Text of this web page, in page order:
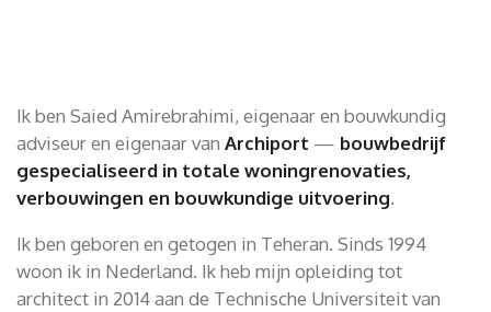
Ik ben Saied Amirebrahimi, eigenaar en bouwkundig
adviseur en eigenaar van Archiport — bouwbedrijf
gespecialiseerd in totale woningrenovaties,
verbouwingen en bouwkundige uitvoering.
Ik ben geboren en getogen in Teheran. Sinds 1994
woon ik in Nederland. Ik heb mijn opleiding tot
architect in 2014 aan de Technische Universiteit van